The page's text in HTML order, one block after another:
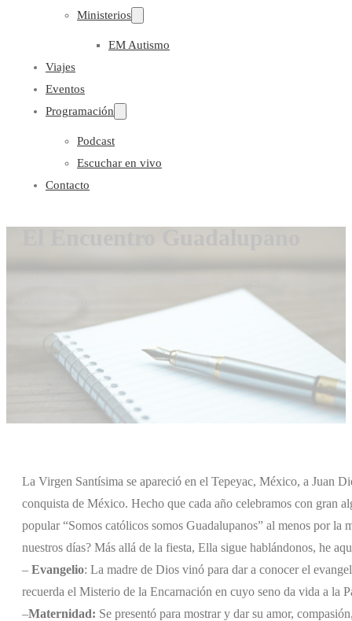
Ministerios
EM Autismo
Viajes
Eventos
Programación
Podcast
Escuchar en vivo
Contacto
La Virgen Santísima se apareció en el Tepeyac, México, a Juan
conquista de México. Hecho que cada año celebramos con gran
popular “Somos católicos somos Guadalupanos” al menos por la
nuestros días? Más allá de la fiesta, Ella sigue hablándonos, he
– Evangelio: La madre de Dios vinó para dar a conocer el
recuerda el Misterio de la Encarnación en cuyo seno da vida a la
–Maternidad: Se presentó para mostrar y dar su amor,